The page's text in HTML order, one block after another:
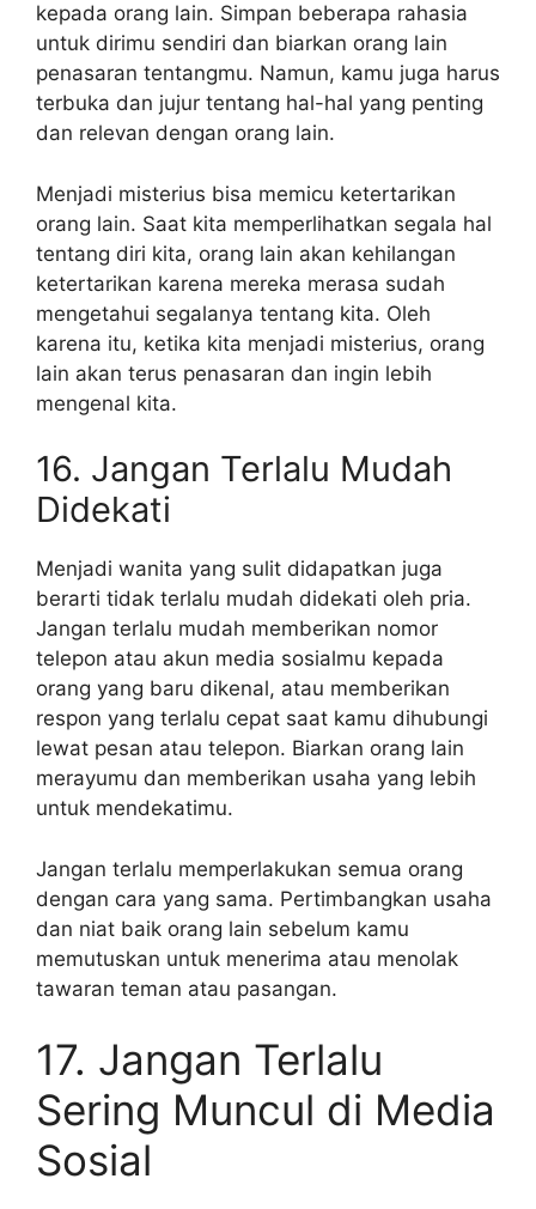
kepada orang lain. Simpan beberapa rahasia
untuk dirimu sendiri dan biarkan orang lain
penasaran tentangmu. Namun, kamu juga harus
terbuka dan jujur tentang hal-hal yang penting
dan relevan dengan orang lain.
Menjadi misterius bisa memicu ketertarikan
orang lain. Saat kita memperlihatkan segala hal
tentang diri kita, orang lain akan kehilangan
ketertarikan karena mereka merasa sudah
mengetahui segalanya tentang kita. Oleh
karena itu, ketika kita menjadi misterius, orang
lain akan terus penasaran dan ingin lebih
mengenal kita.
16. Jangan Terlalu Mudah
Didekati
Menjadi wanita yang sulit didapatkan juga
berarti tidak terlalu mudah didekati oleh pria.
Jangan terlalu mudah memberikan nomor
telepon atau akun media sosialmu kepada
orang yang baru dikenal, atau memberikan
respon yang terlalu cepat saat kamu dihubungi
lewat pesan atau telepon. Biarkan orang lain
merayumu dan memberikan usaha yang lebih
untuk mendekatimu.
Jangan terlalu memperlakukan semua orang
dengan cara yang sama. Pertimbangkan usaha
dan niat baik orang lain sebelum kamu
memutuskan untuk menerima atau menolak
tawaran teman atau pasangan.
17. Jangan Terlalu
Sering Muncul di Media
Sosial